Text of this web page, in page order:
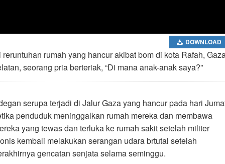
DOWNLOAD
reruntuhan rumah yang hancur akibat bom di kota Rafah,
seorang pria berteriak, “Di mana anak-anak saya?”
serupa terjadi di Jalur Gaza yang hancur pada hari
penduduk meninggalkan rumah mereka dan membawa
yang tewas dan terluka ke rumah sakit setelah militer
kembali melakukan serangan udara brtutal setelah
gencatan senjata selama seminggu.